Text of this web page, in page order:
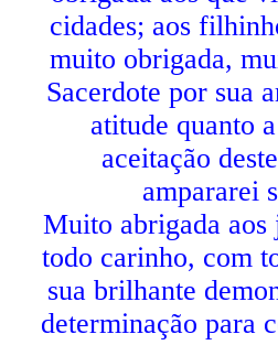
cidades; aos
muito obrigada,
Sacerdote por sua
atitude quanto
aceitação
ampararei
Muito abrigada aos
todo carinho, com
sua brilhante
determinação para